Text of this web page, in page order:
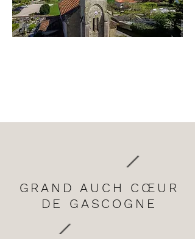
GRAND AUCH CŒUR
DE GASCOGNE